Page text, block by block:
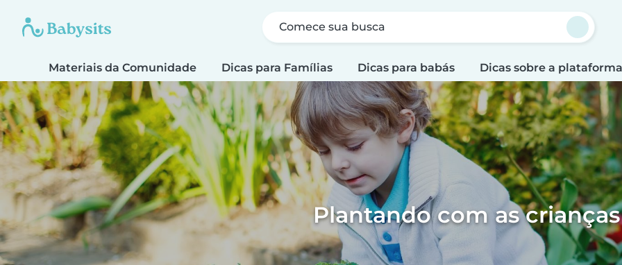
Comece sua busca
Materiais da Comunidade Dicas para Famílias Dicas para babás Dicas sobre a plataforma
Plantando com as crianças